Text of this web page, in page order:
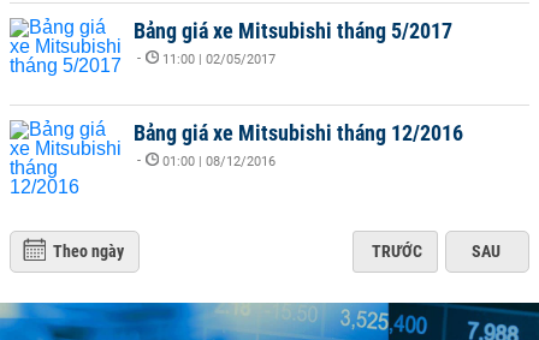
Bảng giá xe Mitsubishi tháng 5/2017
- 11:00 | 02/05/2017
Bảng giá xe Mitsubishi tháng 12/2016
- 01:00 | 08/12/2016
Theo ngày TRƯỚC SAU